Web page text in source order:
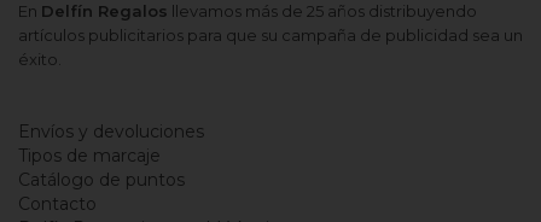
En Delfín Regalos llevamos más de 25 años distribuyendo
artículos publicitarios para que su campaña de publicidad sea un
éxito.
Envíos y devoluciones
Tipos de marcaje
Catálogo de puntos
Contacto